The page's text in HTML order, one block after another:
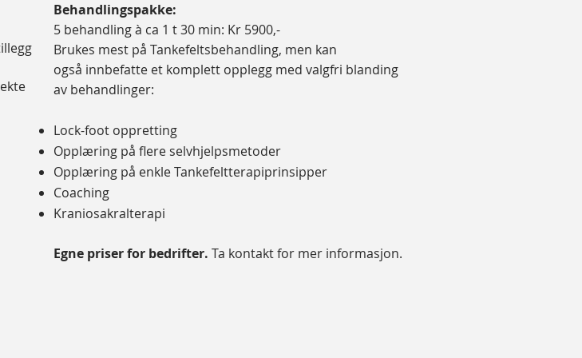
Behandlingspakke:
5 behandling à ca 1 t 30 min: Kr 5900,-
Brukes mest på Tankefeltsbehandling, men kan
også innbefatte et komplett opplegg med valgfri blanding
av behandlinger:
Lock-foot oppretting
Opplæring på flere selvhjelpsmetoder
Opplæring på enkle Tankefeltterapiprinsipper
Coaching
Kraniosakralterapi
Egne priser for bedrifter. Ta kontakt for mer informasjon.